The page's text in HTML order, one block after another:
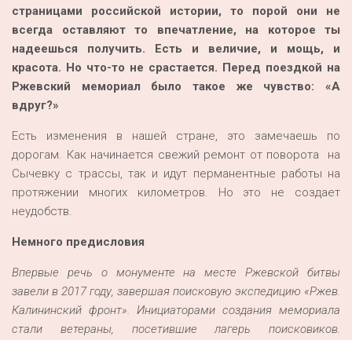
страницами российской истории, то порой они не
всегда оставляют то впечатление, на которое ты
надеешься получить. Есть и величие, и мощь, и
красота. Но что-то не срастается. Перед поездкой на
Ржевский мемориал было такое же чувство: «А
вдруг?»
Есть изменения в нашей стране, это замечаешь по
дорогам. Как начинается свежий ремонт от поворота на
Сычевку с трассы, так и идут перманентные работы на
протяжении многих километров. Но это не создает
неудобств.
Немного предисловия
Впервые речь о монументе на месте Ржевской битвы
завели в 2017 году, завершая поисковую экспедицию «Ржев.
Калининский фронт». Инициаторами создания мемориала
стали ветераны, посетившие лагерь поисковиков.